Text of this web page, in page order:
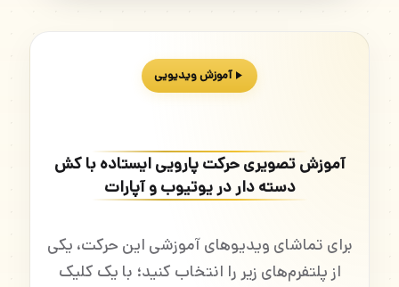
آموزش ویدیویی
آموزش تصویری حرکت پارویی ایستاده با کش
دسته دار در یوتیوب و آپارات
برای تماشای ویدیوهای آموزشی این حرکت، یکی
از پلتفرم‌های زیر را انتخاب کنید؛ با یک کلیک